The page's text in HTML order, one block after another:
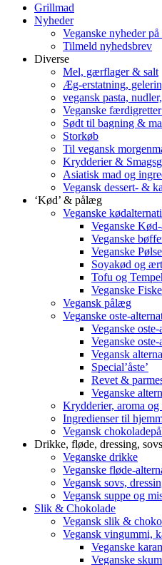
Grillmad
Nyheder
Veganske nyheder på
Tilmeld nyhedsbrev
Diverse
Mel, gærflager & salt
Æg-erstatning,
vegansk pasta,
Veganske
Sødt til bagning &
Storkøb
Til vegansk
Krydderier &
Asiatisk mad og
Vegansk dessert- &
‘Kød’ & pålæg
Veganske
Veganske
Veganske
Veganske
Soyakød og
Tofu og
Veganske
Vegansk pålæg
Veganske oste-
Veganske
Veganske
Vegansk
Special’åste’
Revet &
Veganske
Krydderier, aroma og
Ingredienser til
Vegansk
Drikke, fløde, dressing, sovs
Veganske drikke
Veganske fløde-
Vegansk sovs,
Vegansk suppe og
Slik & Chokolade
Vegansk slik &
Vegansk vingummi,
Veganske
Veganske